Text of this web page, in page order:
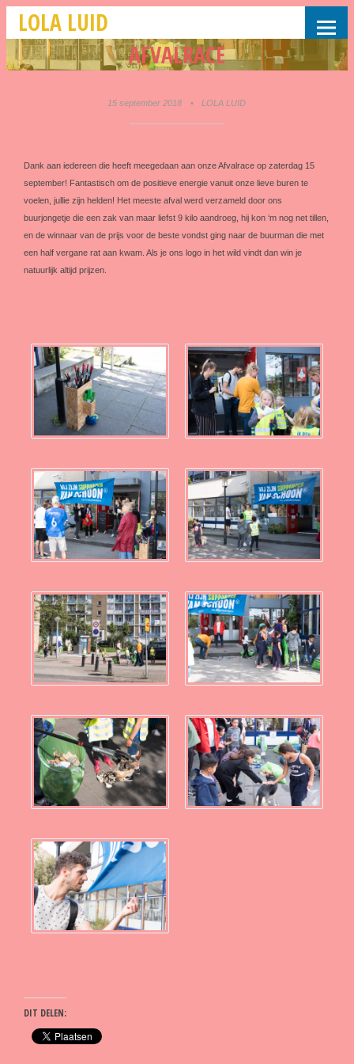
LOLA LUID
AFVALRACE
15 september 2018 • LOLA LUID
Dank aan iedereen die heeft meegedaan aan onze Afvalrace op zaterdag 15
september! Fantastisch om de positieve energie vanuit onze lieve buren te
voelen, jullie zijn helden! Het meeste afval werd verzameld door ons
buurjongetje die een zak van maar liefst 9 kilo aandroeg, hij kon ‘m nog net tillen,
en de winnaar van de prijs voor de beste vondst ging naar de buurman die met
een half vergane rat aan kwam. Als je ons logo in het wild vindt dan win je
natuurlijk altijd prijzen.
DIT DELEN: